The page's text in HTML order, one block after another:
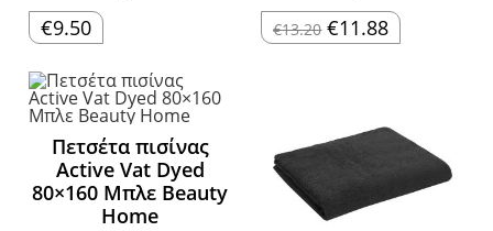
€9.50 €13.20 Original
price
€11.88 Η
τρέχουσα
Πετσέτα πισίνας
Active Vat Dyed
80×160 Μπλε Beauty
Home